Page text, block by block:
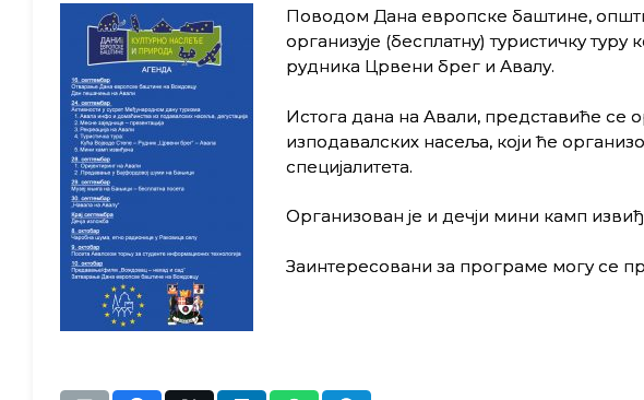
Поводом Дана европске баштине,
организује (бесплатну) туристичку туру
рудника Црвени брег и Авалу.
Истога дана на Авали, представиће се
изподавалских насеља, који ће
специјалитета.
Организован је и дечји мини камп
Заинтересовани за програме могу се